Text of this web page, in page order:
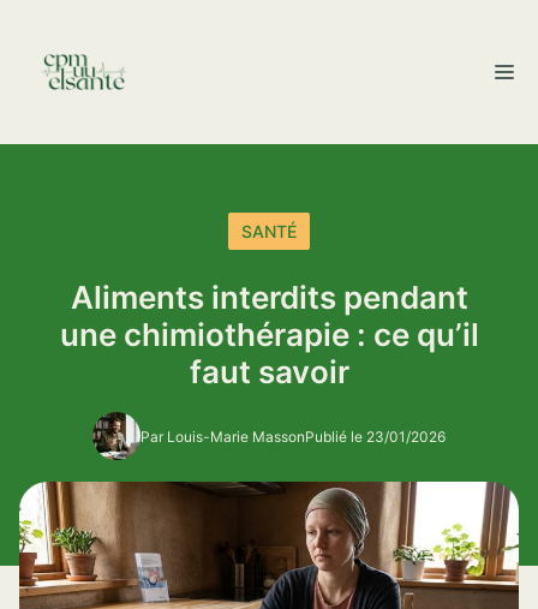
contenu
SANTÉ
Aliments interdits pendant
une chimiothérapie : ce qu’il
faut savoir
Par Louis-Marie MassonPublié le 23/01/2026